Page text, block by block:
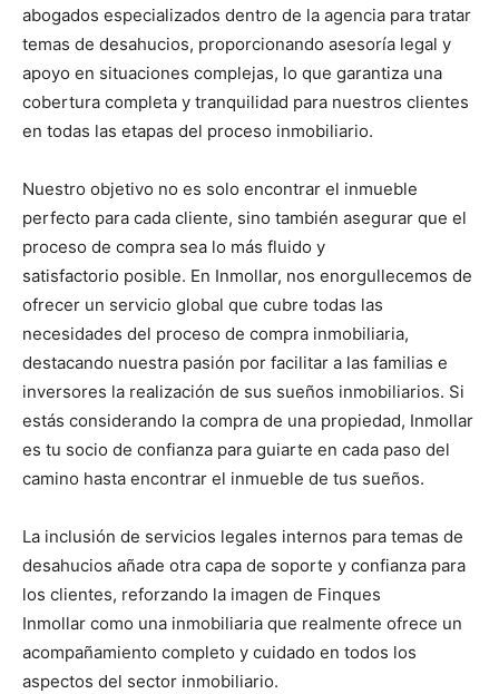
abogados especializados dentro de la agencia para tratar
temas de desahucios, proporcionando asesoría legal y
apoyo en situaciones complejas, lo que garantiza una
cobertura completa y tranquilidad para nuestros clientes
en todas las etapas del proceso inmobiliario.
Nuestro objetivo no es solo encontrar el inmueble
perfecto para cada cliente, sino también asegurar que el
proceso de compra sea lo más fluido y
satisfactorio posible. En Inmollar, nos enorgullecemos de
ofrecer un servicio global que cubre todas las
necesidades del proceso de compra inmobiliaria,
destacando nuestra pasión por facilitar a las familias e
inversores la realización de sus sueños inmobiliarios. Si
estás considerando la compra de una propiedad, Inmollar
es tu socio de confianza para guiarte en cada paso del
camino hasta encontrar el inmueble de tus sueños.
La inclusión de servicios legales internos para temas de
desahucios añade otra capa de soporte y confianza para
los clientes, reforzando la imagen de Finques
Inmollar como una inmobiliaria que realmente ofrece un
acompañamiento completo y cuidado en todos los
aspectos del sector inmobiliario.